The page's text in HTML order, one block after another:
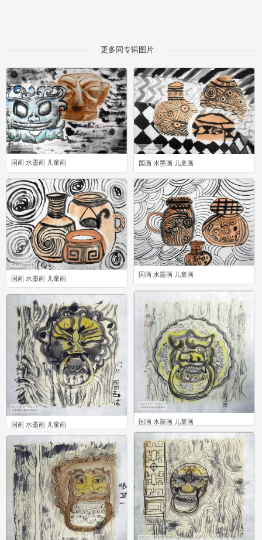
更多同专辑图片
国画 水墨画 儿童画
1
国画 水墨画 儿童画
2
国画 水墨画 儿童画
0
国画 水墨画 儿童画
0
国画 水墨画 儿童画
0
国画 水墨画 儿童画
0